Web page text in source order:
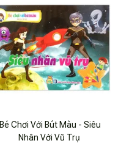
Bé Chơi Với Bút Màu - Siêu
Nhân Với Vũ Trụ